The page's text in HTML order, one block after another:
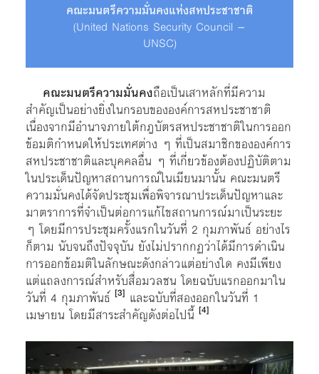
คณะมนตรีความมั่นคงแห่งสหประชาชาติ
(United Nations Security Council –
UNSC)
คณะมนตรีความมั่นคงถือเป็นเสาหลักที่มีความ
สำคัญเป็นอย่างยิ่งในกรอบขององค์การสหประชาชาติ
เนื่องจากมีอำนาจภายใต้กฎบัตรสหประชาชาติในการออก
ข้อมติกำหนดให้ประเทศต่าง ๆ ที่เป็นสมาชิกขององค์การ
สหประชาชาติและบุคคลอื่น ๆ ที่เกี่ยวข้องต้องปฏิบัติตาม
ในประเด็นปัญหาสถานการณ์ในเมียนมานั้น คณะมนตรี
ความมั่นคงได้จัดประชุมเพื่อพิจารณาประเด็นปัญหาและ
มาตราการที่จำเป็นต่อการแก้ไขสถานการณ์มาเป็นระยะ
ๆ โดยมีการประชุมครั้งแรกในวันที่ 2 กุมภาพันธ์ อย่างไร
ก็ตาม นับจนถึงปัจจุบัน ยังไม่ปรากกฏว่าได้มีการดำเนิน
การออกข้อมติในลักษณะดังกล่าวแต่อย่างใด คงมีเพียง
แต่แถลงการณ์สำหรับสื่อมวลชน โดยฉบับแรกออกมาใน
วันที่ 4 กุมภาพันธ์ [3] และฉบับที่สองออกในวันที่ 1
เมษายน โดยมีสาระสำคัญดังต่อไปนี้ [4]